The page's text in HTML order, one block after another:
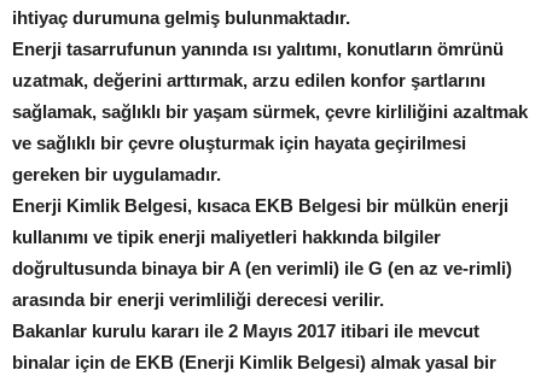
ihtiyaç durumuna gelmiş bulunmaktadır.
Enerji tasarrufunun yanında ısı yalıtımı, konutların ömrünü
uzatmak, değerini arttırmak, arzu edilen konfor şartlarını
sağlamak, sağlıklı bir yaşam sürmek, çevre kirliliğini azaltmak
ve sağlıklı bir çevre oluşturmak için hayata geçirilmesi
gereken bir uygulamadır.
Enerji Kimlik Belgesi, kısaca EKB Belgesi bir mülkün enerji
kullanımı ve tipik enerji maliyetleri hakkında bilgiler
doğrultusunda binaya bir A (en verimli) ile G (en az ve-rimli)
arasında bir enerji verimliliği derecesi verilir.
Bakanlar kurulu kararı ile 2 Mayıs 2017 itibari ile mevcut
binalar için de EKB (Enerji Kimlik Belgesi) almak yasal bir